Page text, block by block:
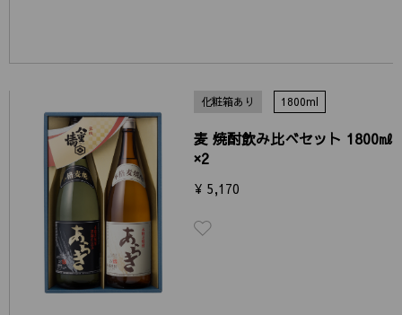
化粧箱あり 1800ml
麦 焼酎飲み比べセット 1800㎖
×2
¥ 5,170